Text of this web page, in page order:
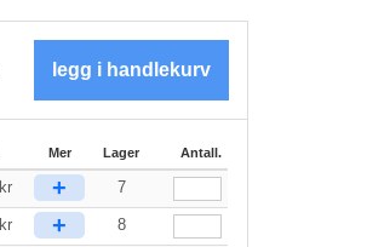
Mer Lager Antall.
kr + 7
kr + 8